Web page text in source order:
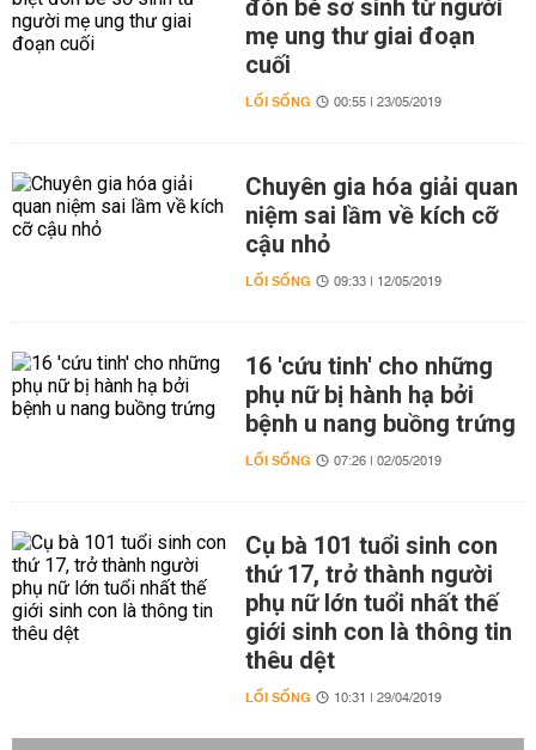
đón bé sơ sinh từ người
mẹ ung thư giai đoạn
cuối
LỐI SỐNG 00:55 | 23/05/2019
Chuyên gia hóa giải quan
niệm sai lầm về kích cỡ
cậu nhỏ
LỐI SỐNG 09:33 | 12/05/2019
16 'cứu tinh' cho những
phụ nữ bị hành hạ bởi
bệnh u nang buồng trứng
LỐI SỐNG 07:26 | 02/05/2019
Cụ bà 101 tuổi sinh con
thứ 17, trở thành người
phụ nữ lớn tuổi nhất thế
giới sinh con là thông tin
thêu dệt
LỐI SỐNG 10:31 | 29/04/2019